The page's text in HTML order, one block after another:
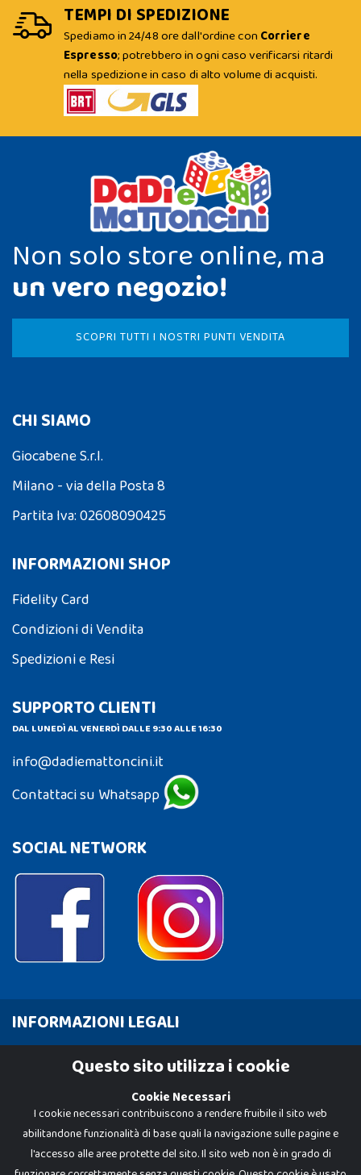
TEMPI DI SPEDIZIONE
Spediamo in 24/48 ore dall'ordine con Corriere
Espresso; potrebbero in ogni caso verificarsi ritardi
nella spedizione in caso di alto volume di acquisti.
Non solo store online, ma
un vero negozio!
SCOPRI TUTTI I NOSTRI PUNTI VENDITA
CHI SIAMO
Giocabene S.r.l.
Milano - via della Posta 8
Partita Iva: 02608090425
INFORMAZIONI SHOP
Fidelity Card
Condizioni di Vendita
Spedizioni e Resi
SUPPORTO CLIENTI
DAL LUNEDÌ AL VENERDÌ DALLE 9:30 ALLE 16:30
info@dadiemattoncini.it
Contattaci su Whatsapp
SOCIAL NETWORK
INFORMAZIONI LEGALI
Cookie PolicyQuesto sito utilizza i cookie
Cookie Necessari
I cookie necessari contribuiscono a rendere fruibile il sito web
abilitandone funzionalità di base quali la navigazione sulle pagine e
l'accesso alle aree protette del sito. Il sito web non è in grado di